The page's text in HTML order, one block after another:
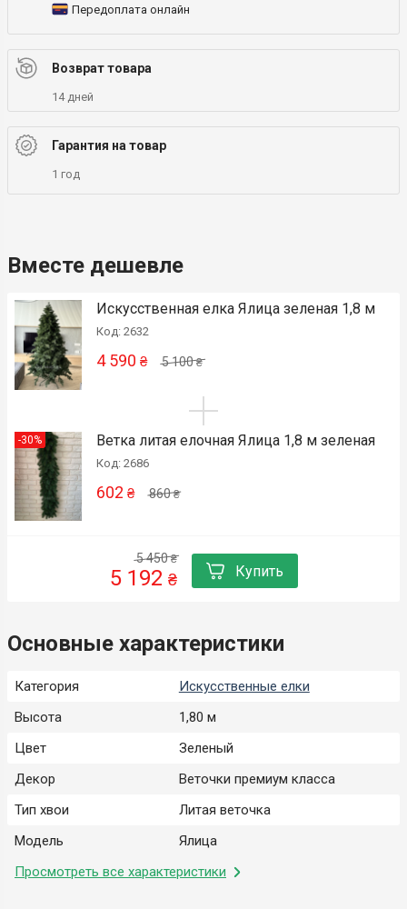
Передоплата онлайн
Возврат товара
14 дней
Гарантия на товар
1 год
Вместе дешевле
Искусственная елка Ялица зеленая 1,8 м
Код: 2632
5 100₴
4 590 ₴
-30% Ветка литая елочная Ялица 1,8 м зеленая
Код: 2686
860₴
602 ₴
5 450₴
5 192 ₴ Купить
Основные характеристики
Категория
Искусственные елки
Высота
1,80 м
Цвет
Зеленый
Декор
Веточки премиум класса
Тип хвои
Литая веточка
Модель
Ялица
Просмотреть все характеристики